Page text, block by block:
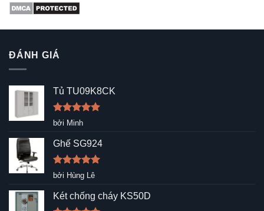
ĐÁNH GIÁ
Tủ TU09K8CK
Được xếp
sao
bởi Minh
Ghế SG924
Được xếp
5
sao
bởi Hùng Lê
Két chống cháy KS50D